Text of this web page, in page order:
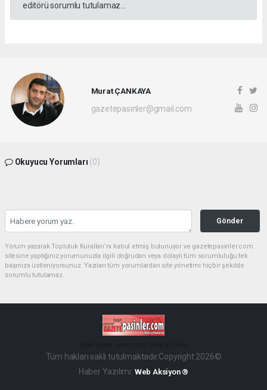
editörü sorumlu tutulamaz...
Murat ÇANKAYA
gazetepasinler@gmail.com
Okuyucu Yorumları (0)
Gönder
Yorum yazarak Topluluk Kuralları’nı kabul etmiş bulunuyor ve gazetepasinler.com
sitesine yaptığınız yorumunuzla ilgili doğrudan veya dolaylı tüm sorumluluğu tek
başınıza üstleniyorsunuz. Yazılan tüm yorumlardan site yönetimi hiçbir şekilde
sorumlu tutulamaz.
Tüm hakları saklı tutulmaktadır.Copyright 2026©
Haber Yazılımı: Web Aksiyon ®